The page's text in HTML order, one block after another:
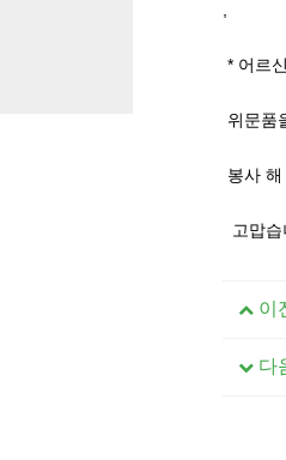
* 어르
위문품
봉사
고맙
이
다